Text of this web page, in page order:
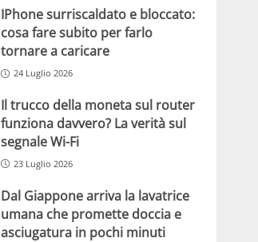
IPhone surriscaldato e bloccato:
cosa fare subito per farlo
tornare a caricare
24 Luglio 2026
Il trucco della moneta sul router
funziona davvero? La verità sul
segnale Wi-Fi
23 Luglio 2026
Dal Giappone arriva la lavatrice
umana che promette doccia e
asciugatura in pochi minuti